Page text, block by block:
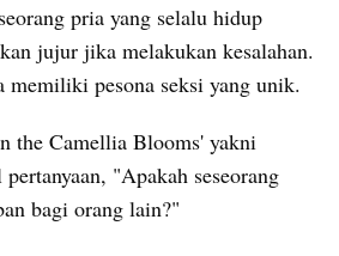
pria yang selalu hidup
jujur jika melakukan kesalahan.
pesona seksi yang unik.
the Camellia Blooms' yakni
"Apakah seseorang
bagi orang lain?"